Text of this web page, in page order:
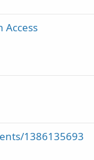
Access
1386135693